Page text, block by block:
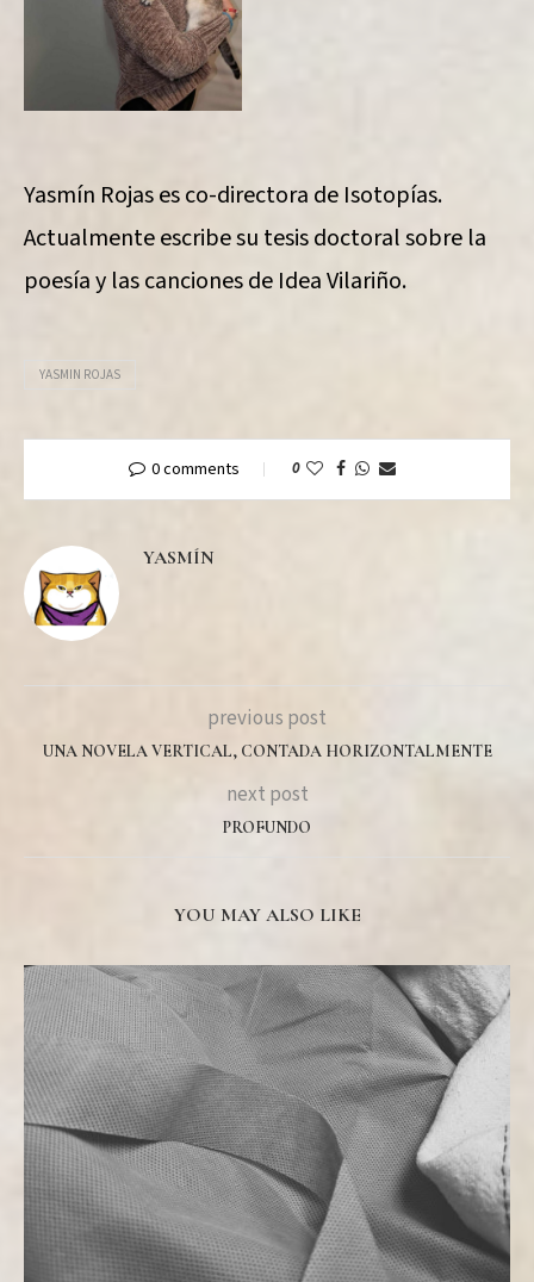
Yasmín Rojas es co-directora de Isotopías.
Actualmente escribe su tesis doctoral sobre la
poesía y las canciones de Idea Vilariño.
YASMIN ROJAS
0 comments 0
YASMÍN
previous post
UNA NOVELA VERTICAL, CONTADA HORIZONTALMENTE
next post
PROFUNDO
YOU MAY ALSO LIKE